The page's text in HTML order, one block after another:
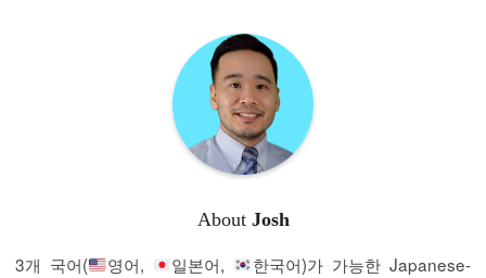
About Josh
3개 국어( 영어, 일본어,
한국어)가 가능한 Japanese-